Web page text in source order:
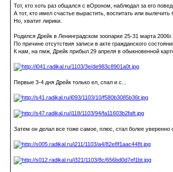
Тот, кто хоть раз общался с вОроном, наблюдал за его
А тот, кто имел счастье вырастить, воспитать или
Но, хватит лирики.
Родился Дрейк в Ленинградском зоопарке 25-31 марта 2006г.
По причине отсутствия записи в акте гражданского
К нам, на пмж, Дрейк прибыл 29 апреля в обыкновенной
Первые 3-4 дня Дрейк только ел, спал и с...
Затем он делал все тоже самое, плюс, стал более уверенно